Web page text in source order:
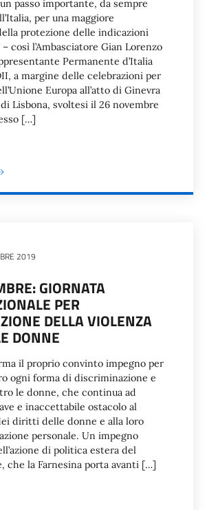
passo importante, da sempre
per una maggiore
protezione delle indicazioni
così l’Ambasciatore Gian Lorenzo
Permanente d’Italia
a margine delle celebrazioni per
Europa all’atto di Ginevra
Lisbona, svoltesi il 26 novembre
[…]
2019
GIORNATA
PER
DELLA VIOLENZA
DONNE
il proprio convinto impegno per
ogni forma di discriminazione e
le donne, che continua ad
e inaccettabile ostacolo al
diritti delle donne e alla loro
personale. Un impegno
di politica estera del
che la Farnesina porta avanti […]